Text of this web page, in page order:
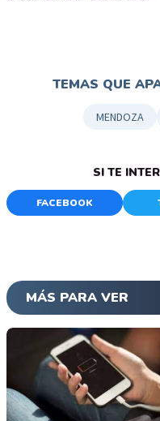
TEMAS QUE
MENDOZA
SI TE
FACEBOOK
MÁS PARA VER